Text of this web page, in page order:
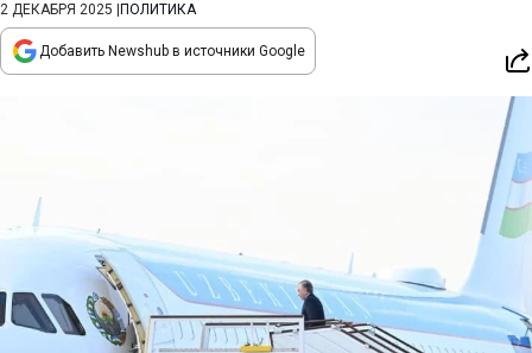
2 ДЕКАБРЯ 2025 ПОЛИТИКА
Добавить Newshub в источники Google